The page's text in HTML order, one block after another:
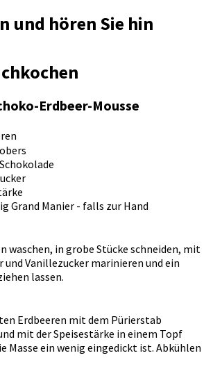
und hören Sie hin
Erdbeer-Mousse
Grand Manier - falls zur Hand
waschen, in grobe Stücke schneiden, mit
und Vanillezucker marinieren und ein
lassen.
Erdbeeren mit dem Pürierstab
mit der Speisestärke in einem Topf
Masse ein wenig eingedickt ist. Abkühlen